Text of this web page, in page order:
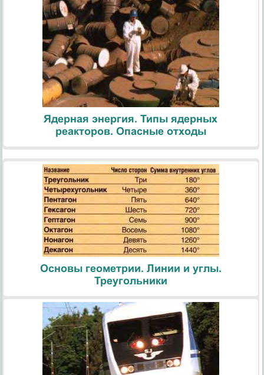
Ядерная энергия. Типы ядерных
реакторов. Опасные отходы
Основы геометрии. Линии и углы.
Треугольники